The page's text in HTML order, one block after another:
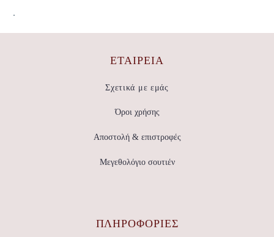
.
ΕΤΑΙΡΕΊΑ
Σχετικά με εμάς
Όροι χρήσης
Αποστολή & επιστροφές
Μεγεθολόγιο σουτιέν
ΠΛΗΡΟΦΟΡΙΕΣ